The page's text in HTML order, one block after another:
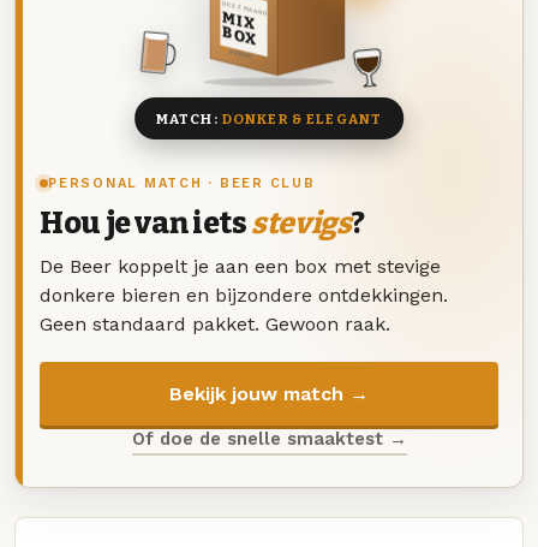
PERSONAL MATCH · BEER CLUB
Hou je van ietsstevigs?
De Beer koppelt je aan een box met stevige
donkere bieren en bijzondere ontdekkingen.
Geen standaard pakket. Gewoon raak.
Bekijk jouw match →
Of doe de snelle smaaktest →
DEZE MAAND
MIX
BOX
8 BIEREN
MATCH: DONKER & ELEGANT